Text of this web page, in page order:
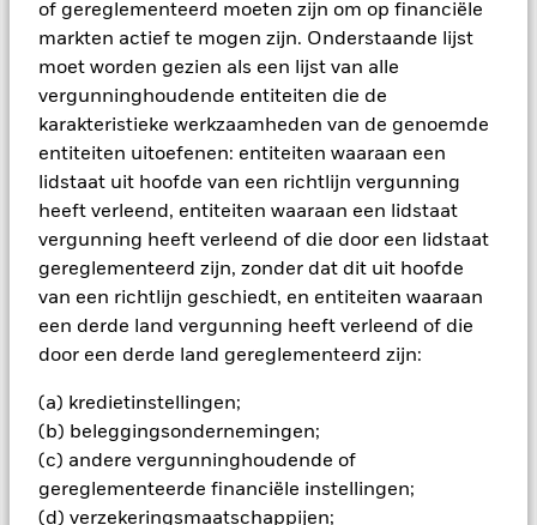
of gereglementeerd moeten zijn om op financiële
markten actief te mogen zijn. Onderstaande lijst
moet worden gezien als een lijst van alle
vergunninghoudende entiteiten die de
karakteristieke werkzaamheden van de genoemde
entiteiten uitoefenen: entiteiten waaraan een
lidstaat uit hoofde van een richtlijn vergunning
heeft verleend, entiteiten waaraan een lidstaat
vergunning heeft verleend of die door een lidstaat
gereglementeerd zijn, zonder dat dit uit hoofde
van een richtlijn geschiedt, en entiteiten waaraan
een derde land vergunning heeft verleend of die
door een derde land gereglementeerd zijn:
(a) kredietinstellingen;
(b) beleggingsondernemingen;
(c) andere vergunninghoudende of
gereglementeerde financiële instellingen;
(d) verzekeringsmaatschappijen;
Alle aandelenklassen met valutahedging van dit fonds
gebruiken derivaten om valutarisico's af te dekken. Het
gebruik van derivaten voor een aandelenklasse kan een
potentieel besmettingsrisico (ook bekend als spill-over) voor
andere aandelenklassen in het fonds betekenen. De
beheermaatschappij van het fonds waarborgt dat er
besmettingsrisico voor andere aandelenklassen te
minimaliseren. Via het uitklapvakje direct onder de naam van
het fonds, kunt u een lijst van alle aandelenklassen in het
fonds bekijken – aandelenklassen met valutahedging worden
aangegeven door het woord 'Hedged' in de naam van de
aandelenklasse. Daarnaast is een volledige lijst van alle
aandelenklassen met valutahedging op aanvraag
verkrijgbaar bij de beheermaatschappij van het fonds.
In de mate waarin het Fonds effecten uitleent om zijn kosten
te reduceren, ontvangt het Fonds 62,5% van de hiermee
verbonden inkomsten en komen de resterende 37,5% ten
goede aan BlackRock als effectenuitleenagent. Aangezien de
verdeling van opbrengsten uit effectenleningen de